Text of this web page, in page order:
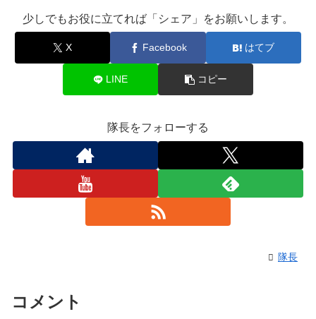
少しでもお役に立てれば「シェア」をお願いします。
X Facebook はてブ
LINE コピー
隊長をフォローする
隊長
コメント